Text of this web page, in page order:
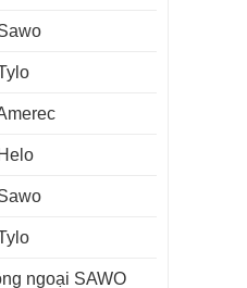
ngoại SAWO